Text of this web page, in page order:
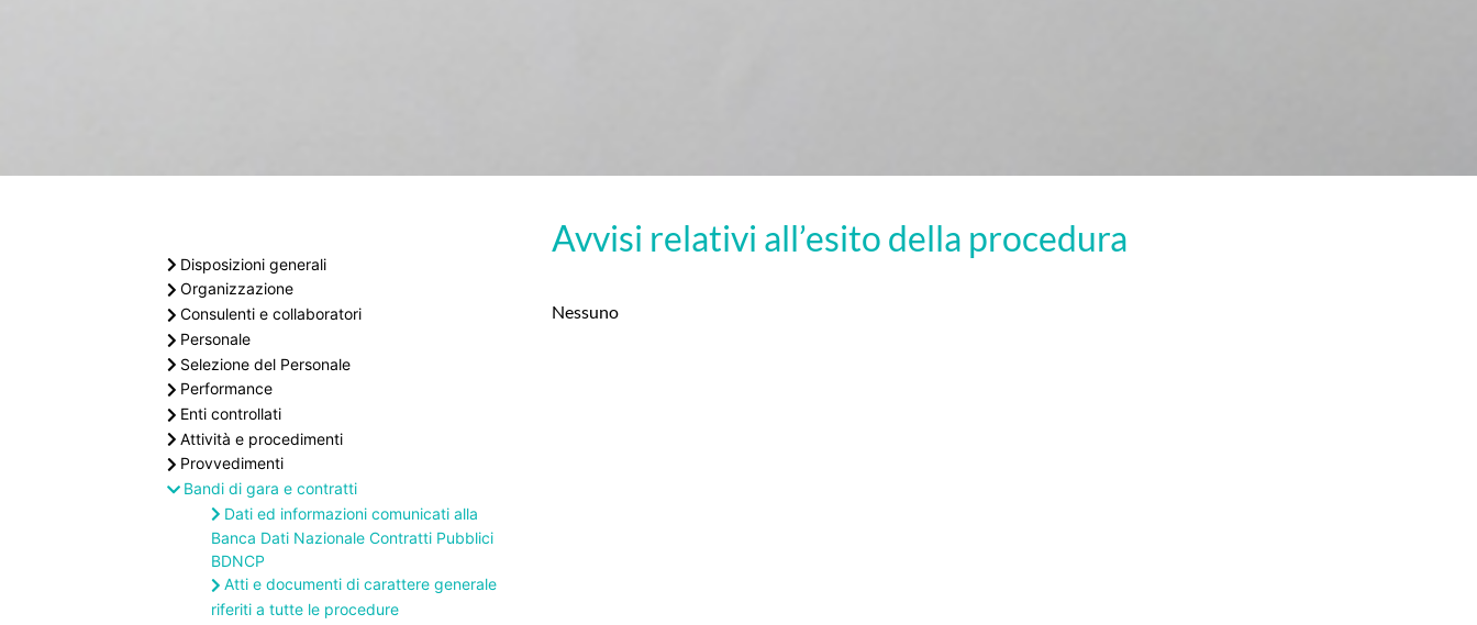
Disposizioni generali
Organizzazione
Consulenti e collaboratori
Personale
Selezione del Personale
Performance
Enti controllati
Attività e procedimenti
Provvedimenti
Bandi di gara e contratti
Dati ed informazioni comunicati alla
Banca Dati Nazionale Contratti Pubblici
BDNCP
Atti e documenti di carattere generale
riferiti a tutte le procedure
Avvisi relativi all’esito della procedura
Nessuno